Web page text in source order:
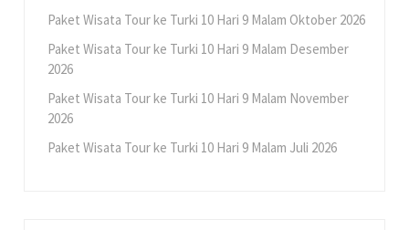
Paket Wisata Tour ke Turki 10 Hari 9 Malam Oktober 2026
Paket Wisata Tour ke Turki 10 Hari 9 Malam Desember
2026
Paket Wisata Tour ke Turki 10 Hari 9 Malam November
2026
Paket Wisata Tour ke Turki 10 Hari 9 Malam Juli 2026